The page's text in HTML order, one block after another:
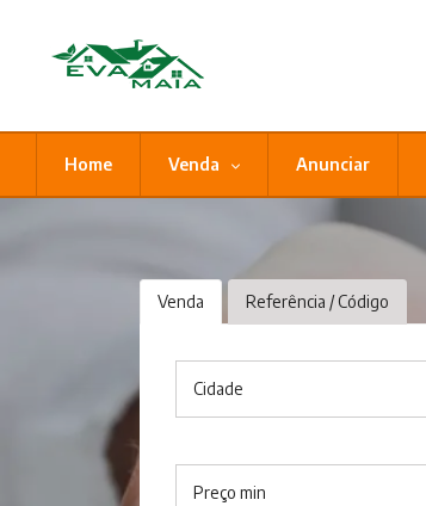
Home Venda Anunciar
Venda Referência / Código
Cidade
Preço min